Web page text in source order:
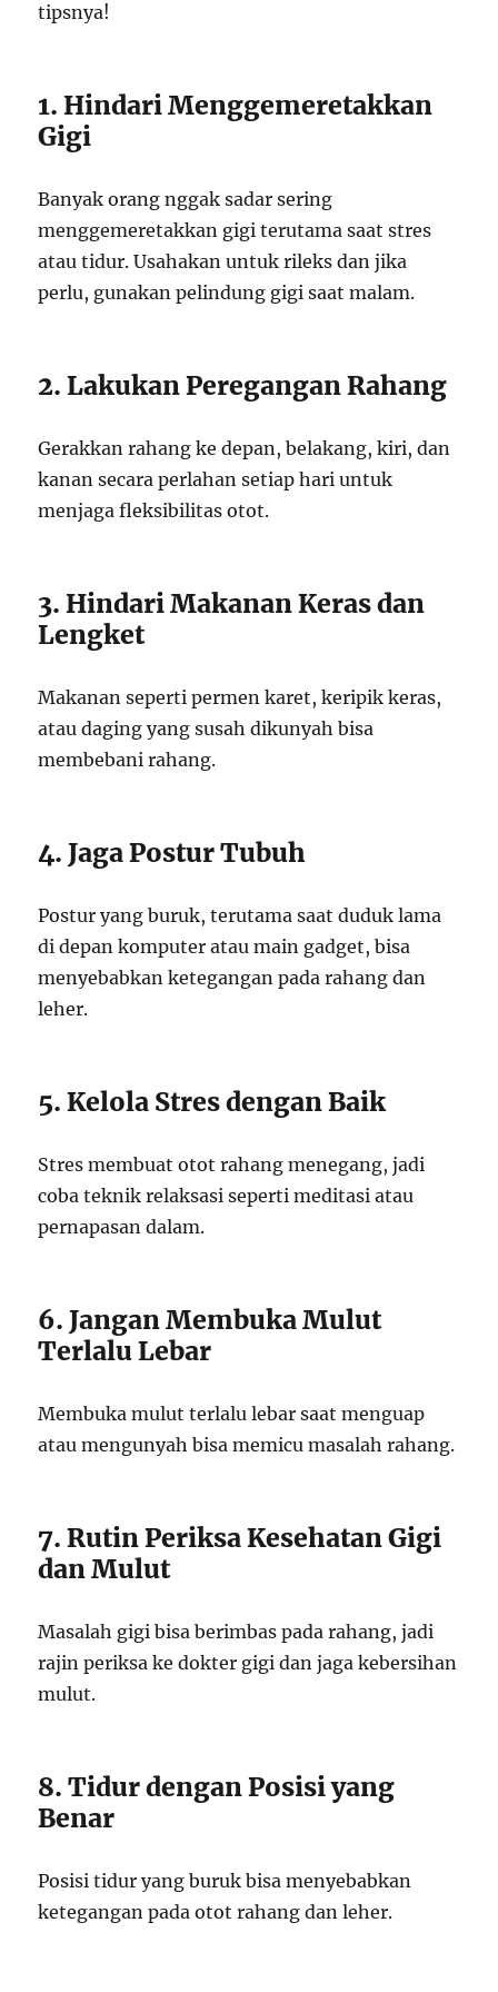
tipsnya!
1. Hindari Menggemeretakkan
Gigi
Banyak orang nggak sadar sering
menggemeretakkan gigi terutama saat stres
atau tidur. Usahakan untuk rileks dan jika
perlu, gunakan pelindung gigi saat malam.
2. Lakukan Peregangan Rahang
Gerakkan rahang ke depan, belakang, kiri, dan
kanan secara perlahan setiap hari untuk
menjaga fleksibilitas otot.
3. Hindari Makanan Keras dan
Lengket
Makanan seperti permen karet, keripik keras,
atau daging yang susah dikunyah bisa
membebani rahang.
4. Jaga Postur Tubuh
Postur yang buruk, terutama saat duduk lama
di depan komputer atau main gadget, bisa
menyebabkan ketegangan pada rahang dan
leher.
5. Kelola Stres dengan Baik
Stres membuat otot rahang menegang, jadi
coba teknik relaksasi seperti meditasi atau
pernapasan dalam.
6. Jangan Membuka Mulut
Terlalu Lebar
Membuka mulut terlalu lebar saat menguap
atau mengunyah bisa memicu masalah rahang.
7. Rutin Periksa Kesehatan Gigi
dan Mulut
Masalah gigi bisa berimbas pada rahang, jadi
rajin periksa ke dokter gigi dan jaga kebersihan
mulut.
8. Tidur dengan Posisi yang
Benar
Posisi tidur yang buruk bisa menyebabkan
ketegangan pada otot rahang dan leher.